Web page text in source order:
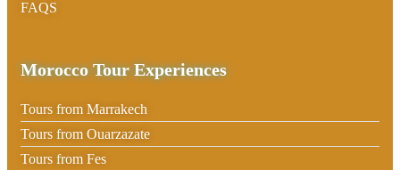
FAQS
Morocco Tour Experiences
Tours from Marrakech
Tours from Ouarzazate
Tours from Fes